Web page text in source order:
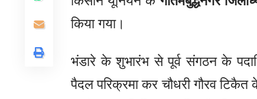
किया गया।
भंडारे के शुभारंभ से पूर्व संगठन के
पैदल परिक्रमा कर चौधरी गौरव टिकैत